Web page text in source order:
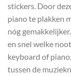
stickers. Door
piano te plakken
nóg
en snel welke
keyboard of
tussen de